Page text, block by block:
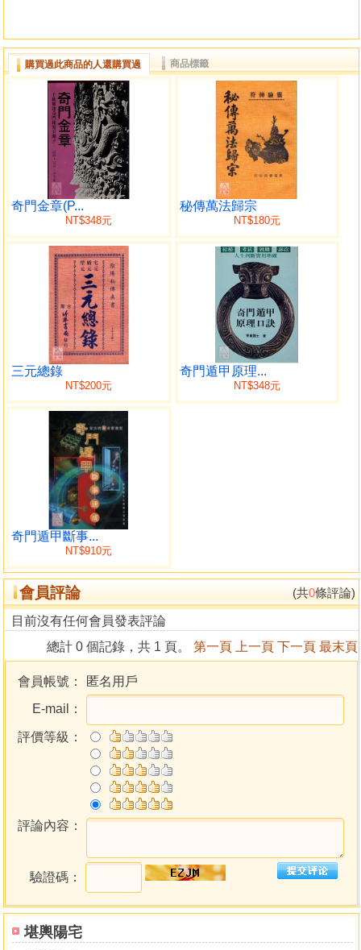
堪輿陽宅
諸占
奇門元覽釋義
天盤星圖
天盤門圖
八詐門圖
閏奇超神接氣直指
八節三奇圖例
起神殺例
日家尋時家伏斷時
三奇取時剋應
陽遁一局
陽遁二局
陽遁三局
陽遁四局
陽遁六局
陽遁七局
陽遁八局
陽遁九局
陰遁九局
陰遁八局
陰遁六局
陰遁五局
陰遁四局
陰遁三局
陰遁二局
日家奇門
年奇九星起例
月奇九星起例
陽遁八門九宮起例
九宮排山掌起例
推八門吉凶歌
推九星吉凶歌
推六甲空亡日
推十二神吉凶訣
六十花甲子納音歌
天干地支所屬陰陽
陽遁甲子至癸亥六十日取用吉門圖
購買過此商品的人還購買過 商品標籤
奇門金章(P...
NT$348元
秘傳萬法歸宗
NT$180元
三元總錄
NT$200元
奇門遁甲原理...
NT$348元
奇門遁甲斷事...
NT$910元
會員評論 (共0條評論)
目前沒有任何會員發表評論
總計 0 個記錄，共 1 頁。 第一頁 上一頁 下一頁 最末頁
會員帳號：
匿名用戶
E-mail：
評價等級：
評論內容：
驗證碼：